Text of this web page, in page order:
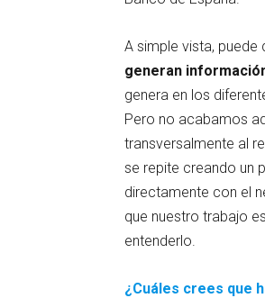
A simple vista, puede
generan
genera en los
Pero no acabamos
transversalmente al
se repite creando un
directamente con el
que nuestro trabajo
entenderlo.
¿Cuáles crees que